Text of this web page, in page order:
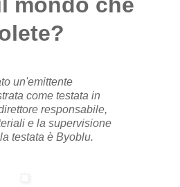
un'emittente
come testata in
responsabile,
e la supervisione
testata è Byoblu.